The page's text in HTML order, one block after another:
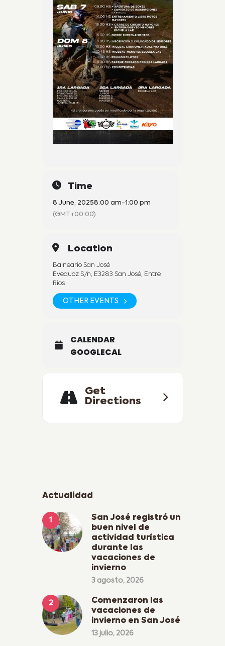
Time
8 June, 20258:00 am-1:00 pm
(GMT+00:00)
Location
Balneario San José
Evequoz S/n, E3283 San José, Entre
Ríos
OTHER EVENTS
CALENDAR
GOOGLECAL
Get
Directions
Actualidad
San José registró un
buen nivel de
actividad turística
durante las
vacaciones de
invierno
3 agosto, 2026
Comenzaron las
vacaciones de
invierno en San José
13 julio, 2026